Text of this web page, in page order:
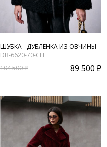
ШУБКА - ДУБЛЁНКА ИЗ ОВЧИНЫ
DB-6620-70-CH
104 500 ₽
89 500 ₽